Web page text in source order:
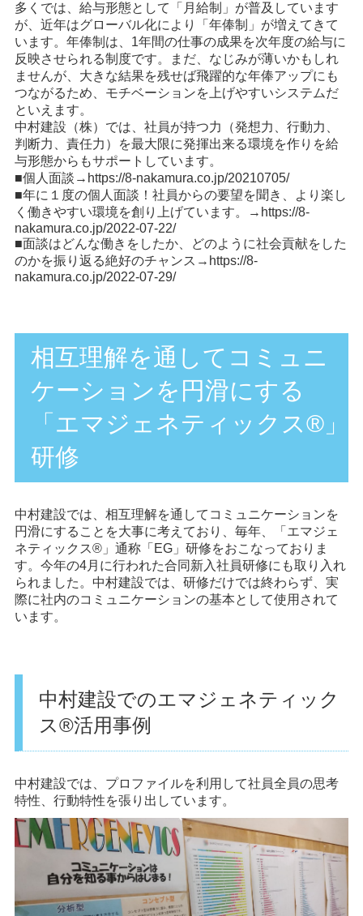
多くでは、給与形態として「月給制」が普及しています
が、近年はグローバル化により「年俸制」が増えてきて
います。年俸制は、1年間の仕事の成果を次年度の給与に
反映させられる制度です。まだ、なじみが薄いかもしれ
ませんが、大きな結果を残せば飛躍的な年俸アップにも
つながるため、モチベーションを上げやすいシステムだ
といえます。
中村建設（株）では、社員が持つ力（発想力、行動力、
判断力、責任力）を最大限に発揮出来る環境を作りを給
与形態からもサポートしています。
■個人面談→ https://8-nakamura.co.jp/20210705/
■年に１度の個人面談！社員からの要望を聞き、より楽し
く働きやすい環境を創り上げています。→ https://8-
nakamura.co.jp/2022-07-22/
■面談はどんな働きをしたか、どのように社会貢献をした
のかを振り返る絶好のチャンス→ https://8-
nakamura.co.jp/2022-07-29/
相互理解を通してコミュニ
ケーションを円滑にする
「エマジェネティックス®️」
研修
中村建設では、相互理解を通してコミュニケーションを
円滑にすることを大事に考えており、毎年、「エマジェ
ネティックス®️」通称「EG」研修をおこなっておりま
す。今年の4月に行われた合同新入社員研修にも取り入れ
られました。中村建設では、研修だけでは終わらず、実
際に社内のコミュニケーションの基本として使用されて
います。
中村建設でのエマジェネティック
ス®️活用事例
中村建設では、プロファイルを利用して社員全員の思考
特性、行動特性を張り出しています。